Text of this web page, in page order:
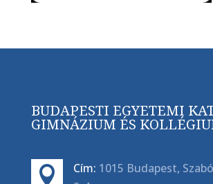
BUDAPESTI EGYETEMI
GIMNÁZIUM ÉS
 Cím: 1015 Budapest,